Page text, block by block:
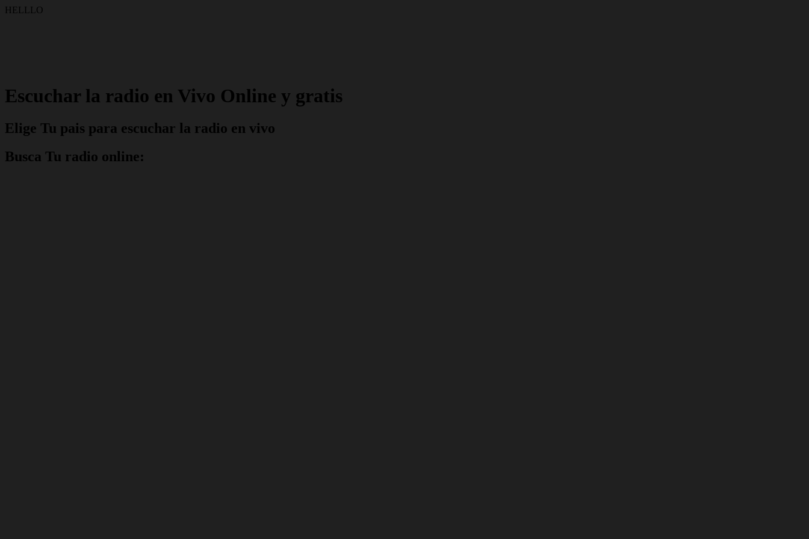
HELLLO
Escuchar la radio en Vivo Online y gratis
Elige Tu pais para escuchar la radio en vivo
Busca Tu radio online: